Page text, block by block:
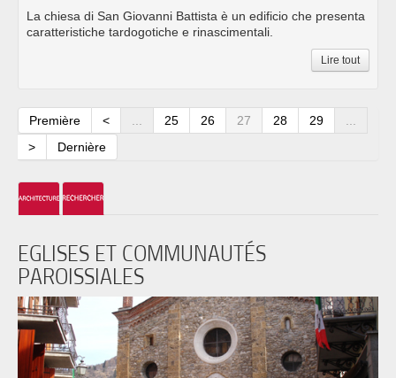
La chiesa di San Giovanni Battista è un edificio che presenta
caratteristiche tardogotiche e rinascimentali.
Lire tout
Première < ... 25 26 27 28 29
...
>
Dernière
EGLISES ET COMMUNAUTÉS
PAROISSIALES